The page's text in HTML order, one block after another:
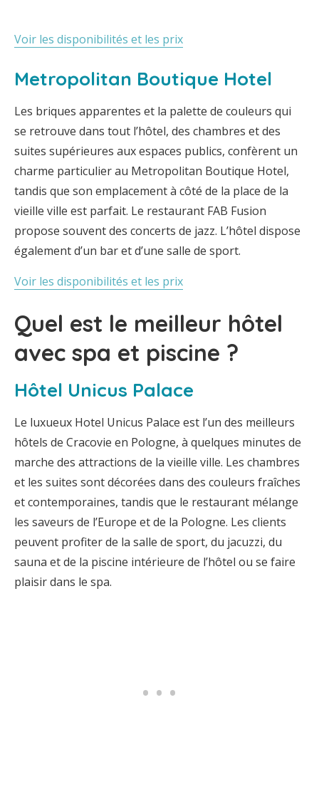
Voir les disponibilités et les prix
Metropolitan Boutique Hotel
Les briques apparentes et la palette de couleurs qui
se retrouve dans tout l’hôtel, des chambres et des
suites supérieures aux espaces publics, confèrent un
charme particulier au Metropolitan Boutique Hotel,
tandis que son emplacement à côté de la place de la
vieille ville est parfait. Le restaurant FAB Fusion
propose souvent des concerts de jazz. L’hôtel dispose
également d’un bar et d’une salle de sport.
Voir les disponibilités et les prix
Quel est le meilleur hôtel
avec spa et piscine ?
Hôtel Unicus Palace
Le luxueux Hotel Unicus Palace est l’un des meilleurs
hôtels de Cracovie en Pologne, à quelques minutes de
marche des attractions de la vieille ville. Les chambres
et les suites sont décorées dans des couleurs fraîches
et contemporaines, tandis que le restaurant mélange
les saveurs de l’Europe et de la Pologne. Les clients
peuvent profiter de la salle de sport, du jacuzzi, du
sauna et de la piscine intérieure de l’hôtel ou se faire
plaisir dans le spa.